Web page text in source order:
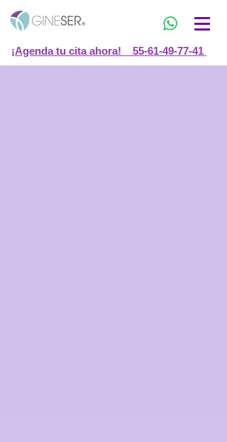
¡Agenda tu cita ahora! 55-61-49-77-41